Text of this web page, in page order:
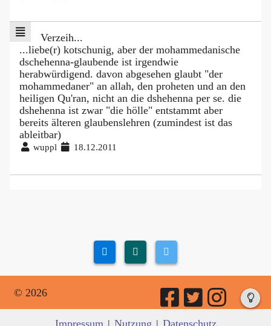
Verzeih...
...liebe(r) kotschunig, aber der mohammedanische
dschehenna-glaubende ist irgendwie
herabwürdigend. davon abgesehen glaubt "der
mohammedaner" an allah, den proheten und an den
heiligen Qu'ran, nicht an die dshehenna per se. die
dshehenna ist zwar "die hölle" entstammt aber
bereits älteren glaubenslehren (zumindest ist das
ableitbar)
wuppl 18.12.2011
© 2026